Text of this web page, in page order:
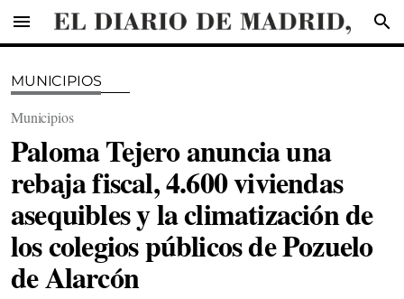
menu search
MUNICIPIOS
Municipios
Paloma Tejero anuncia una
rebaja fiscal, 4.600 viviendas
asequibles y la climatización de
los colegios públicos de Pozuelo
de Alarcón